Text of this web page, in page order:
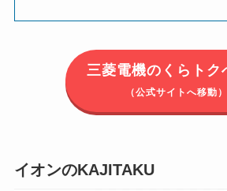
三菱電機のくらトク
（公式サイトへ移動）
イオンのKAJITAKU